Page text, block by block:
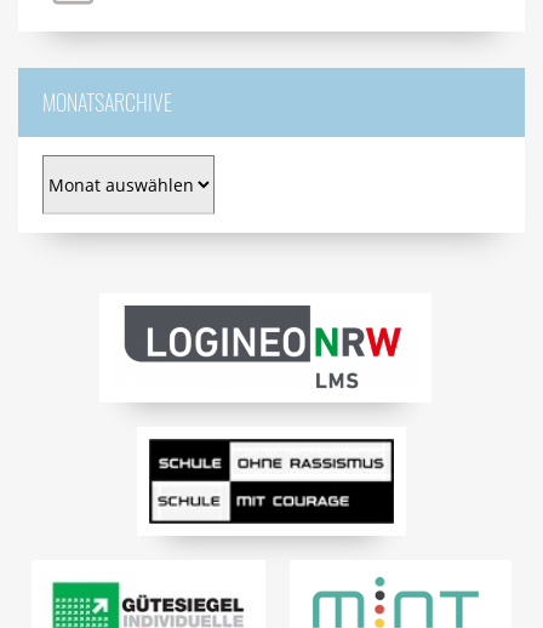
MONATSARCHIVE